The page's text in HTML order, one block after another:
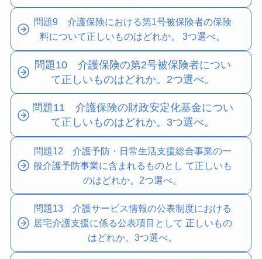
問題9 介護保険における第1号被保険者の保険
料について正しいものはどれか。 3つ選べ。
問題10 介護保険の第2号被保険者につい
て正しいものはどれか。2つ選べ。
問題11 介護保険の財政安定化基金につい
て正しいものはどれか。3つ選べ。
問題12 介護予防・日常生活支援総合事業の一
般介護予防事業に含まれるものとし て正しいも
のはどれか。2つ選べ。
問題13 介護サービス情報の公表制度における
居宅介護支援に係る公表項目として 正しいもの
はどれか。3つ選べ。